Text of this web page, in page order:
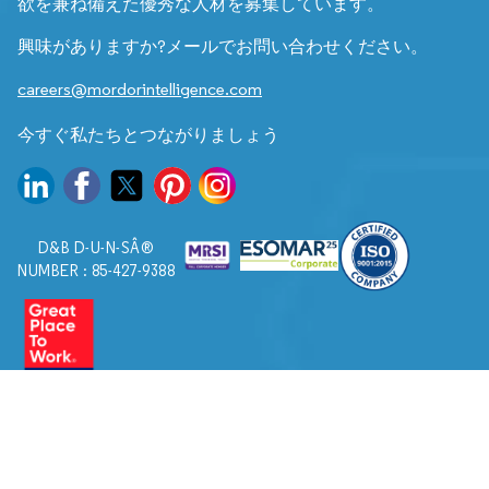
興味がありますか?メールでお問い合わせください。
careers@mordorintelligence.com
今すぐ私たちとつながりましょう
D&B D-U-N-SÂ®
NUMBER : 85-427-9388